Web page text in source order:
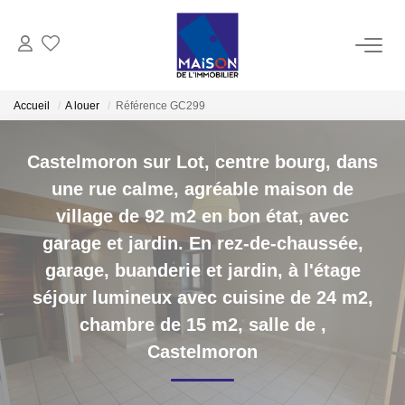
GESTION
ESTIMATION
Estimer Vendre
Estimation En Ligne Gratuite
Biens Vendus
Accueil A louer Référence GC299
Castelmoron sur Lot, centre bourg, dans
une rue calme, agréable maison de
village de 92 m2 en bon état, avec
garage et jardin. En rez-de-chaussée,
garage, buanderie et jardin, à l'étage
séjour lumineux avec cuisine de 24 m2,
chambre de 15 m2, salle de ,
Castelmoron